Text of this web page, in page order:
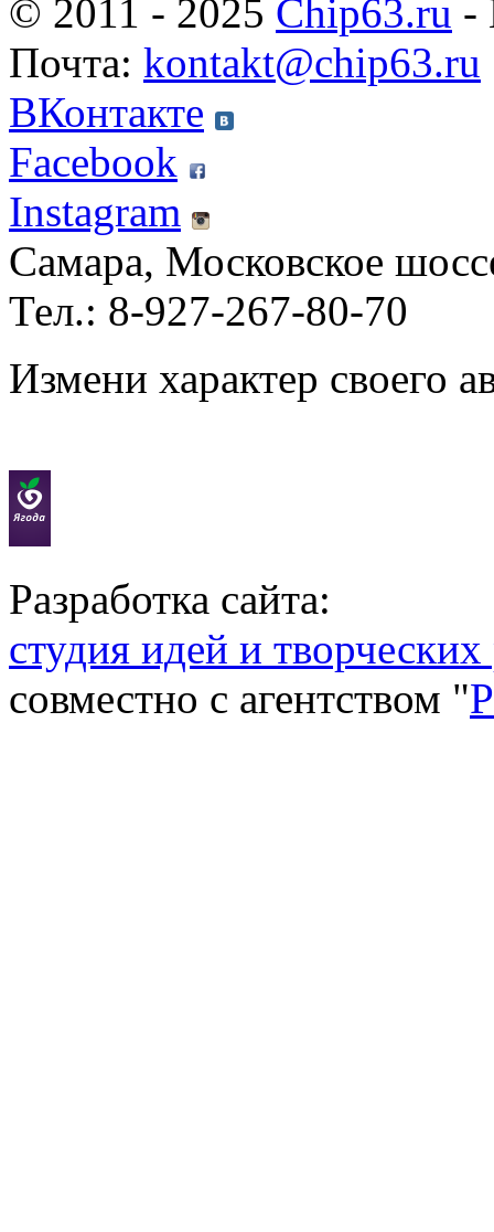
© 2011 - 2025 Chip63.ru -
Почта: kontakt@chip63.ru
ВКонтакте
Facebook
Instagram
Самара, Московское
Тел.: 8-927-267-80-70
Измени характер своего
Разработка сайта:
студия идей и
совместно с агентством "